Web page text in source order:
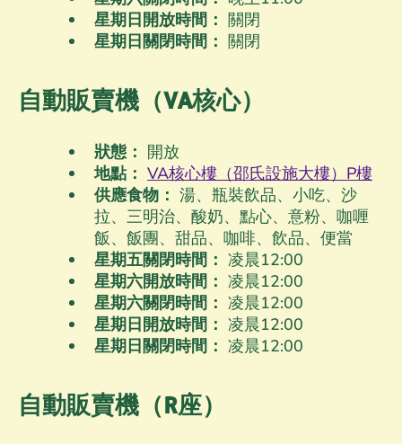
星期日開放時間： 關閉
星期日關閉時間： 關閉
自動販賣機（VA核心）
狀態： 開放
地點： VA核心樓（邵氏設施大樓）P樓
供應食物： 湯、瓶裝飲品、小吃、沙
拉、三明治、酸奶、點心、意粉、咖喱
飯、飯團、甜品、咖啡、飲品、便當
星期五關閉時間： 凌晨12:00
星期六開放時間： 凌晨12:00
星期六關閉時間： 凌晨12:00
星期日開放時間： 凌晨12:00
星期日關閉時間： 凌晨12:00
自動販賣機（R座）